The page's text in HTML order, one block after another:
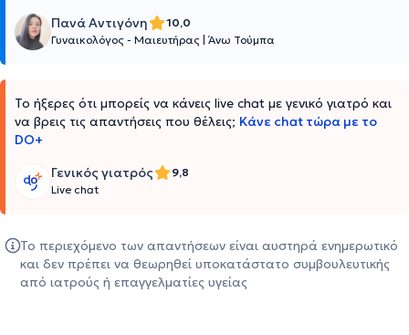
Πανά Αντιγόνη
10,0
Γυναικολόγος - Μαιευτήρας Άνω Τούμπα
Το ήξερες ότι μπορείς να κάνεις live chat με γενικό γιατρό και
να βρεις τις απαντήσεις που θέλεις; Κάνε chat τώρα με το
DO+
Γενικός γιατρός
9,8
Live chat
Το περιεχόμενο των απαντήσεων είναι αυστηρά ενημερωτικό
και δεν πρέπει να θεωρηθεί υποκατάστατο συμβουλευτικής
από ιατρούς ή επαγγελματίες υγείας